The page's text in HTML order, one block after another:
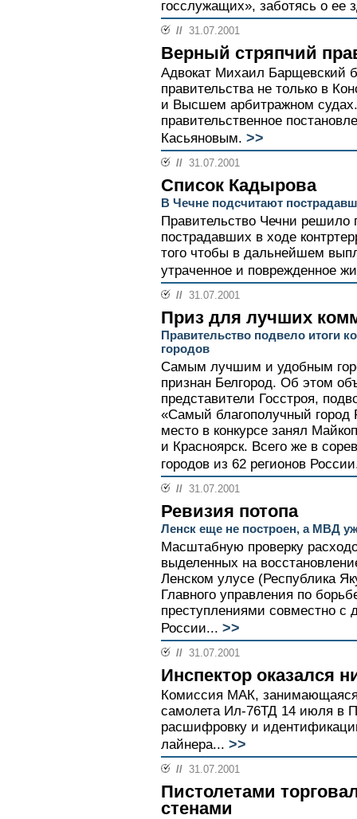
госслужащих», заботясь о ее
// 31.07.2001
Верный стряпчий
Адвокат Михаил Барщевский
правительства не только в
и Высшем арбитражном
правительственное
Касьяновым. >>
// 31.07.2001
Список Кадырова
В Чечне подсчитают
Правительство Чечни решило
пострадавших в ходе
того чтобы в дальнейшем
утраченное и поврежденное
// 31.07.2001
Приз для лучших
Правительство подвело итоги
городов
Самым лучшим и удобным
признан Белгород. Об этом
представители Госстроя,
«Самый благополучный город
место в конкурсе занял
и Красноярск. Всего же в
городов из 62 регионов
// 31.07.2001
Ревизия потопа
Ленск еще не построен, а МВД
Масштабную проверку
выделенных на
Ленском улусе (Республика
Главного управления по
преступлениями совместно
России... >>
// 31.07.2001
Инспектор оказался
Комиссия МАК,
самолета Ил-76ТД 14 июля в
расшифровку и
лайнера... >>
// 31.07.2001
Пистолетами
стенами